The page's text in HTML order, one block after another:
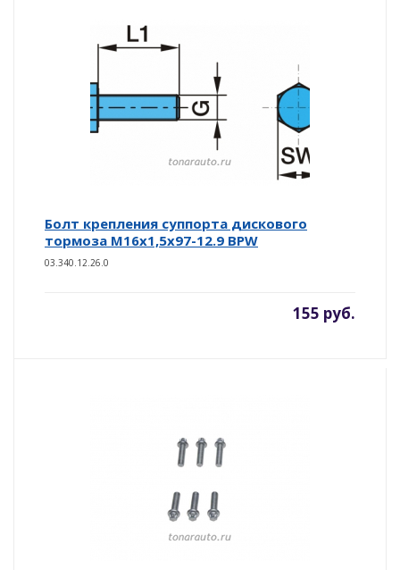
Болт крепления суппорта дискового
тормоза М16х1,5х97-12.9 BPW
03.340.12.26.0
155 руб.